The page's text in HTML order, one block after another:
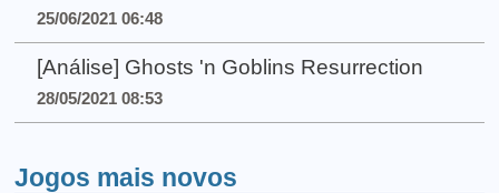
25/06/2021 06:48
[Análise] Ghosts 'n Goblins Resurrection
28/05/2021 08:53
Jogos mais novos